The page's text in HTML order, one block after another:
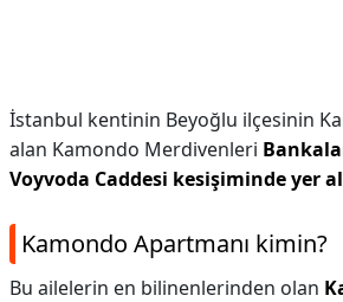
İstanbul kentinin Beyoğlu ilçesinin
alan Kamondo Merdivenleri
Voyvoda Caddesi kesişiminde yer
Kamondo Apartmanı kimin?
Bu ailelerin en bilinenlerinden olan